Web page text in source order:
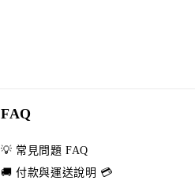
FAQ
💡 常見問題 FAQ
🚚 付款與運送說明 💳